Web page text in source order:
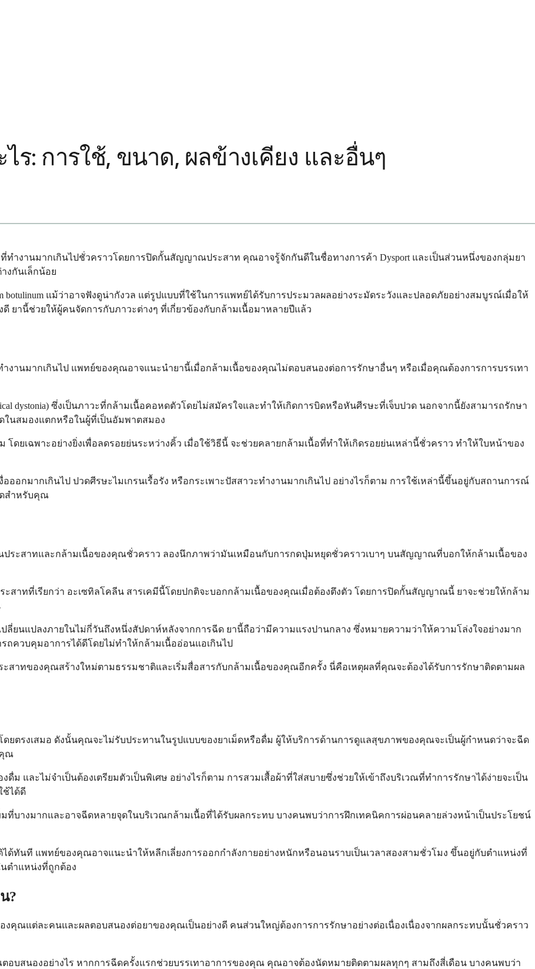
ร: การใช้, ขนาด, ผลข้างเคียง และอื่นๆ
ที่ทำงานมากเกินไปชั่วคราวโดยการปิดกั้นสัญญาณประสาท คุณอาจรู้จักกันดีในชื่อทางการค้า Dysport และเป็นส่วนหนึ่งของกลุ่มยา
งกันเล็กน้อย
botulinum แม้ว่าอาจฟังดูน่ากังวล แต่รูปแบบที่ใช้ในการแพทย์ได้รับการประมวลผลอย่างระมัดระวังและปลอดภัยอย่างสมบูรณ์เมื่อให้
ยานี้ช่วยให้ผู้คนจัดการกับภาวะต่างๆ ที่เกี่ยวข้องกับกล้ามเนื้อมาหลายปีแล้ว
ทำงานมากเกินไป แพทย์ของคุณอาจแนะนำยานี้เมื่อกล้ามเนื้อของคุณไม่ตอบสนองต่อการรักษาอื่นๆ หรือเมื่อคุณต้องการการบรรเทา
dystonia) ซึ่งเป็นภาวะที่กล้ามเนื้อคอหดตัวโดยไม่สมัครใจและทำให้เกิดการบิดหรือหันศีรษะที่เจ็บปวด นอกจากนี้ยังสามารถรักษา
ในสมองแตกหรือในผู้ที่เป็นอัมพาตสมอง
โดยเฉพาะอย่างยิ่งเพื่อลดรอยย่นระหว่างคิ้ว เมื่อใช้วิธีนี้ จะช่วยคลายกล้ามเนื้อที่ทำให้เกิดรอยย่นเหล่านี้ชั่วคราว ทำให้ใบหน้าของ
อกมากเกินไป ปวดศีรษะไมเกรนเรื้อรัง หรือกระเพาะปัสสาวะทำงานมากเกินไป อย่างไรก็ตาม การใช้เหล่านี้ขึ้นอยู่กับสถานการณ์
ดสำหรับคุณ
นประสาทและกล้ามเนื้อของคุณชั่วคราว ลองนึกภาพว่ามันเหมือนกับการกดปุ่มหยุดชั่วคราวเบาๆ บนสัญญาณที่บอกให้กล้ามเนื้อของ
ะสาทที่เรียกว่า อะเซทิลโคลีน สารเคมีนี้โดยปกติจะบอกกล้ามเนื้อของคุณเมื่อต้องตึงตัว โดยการปิดกั้นสัญญาณนี้ ยาจะช่วยให้กล้าม
ลี่ยนแปลงภายในไม่กี่วันถึงหนึ่งสัปดาห์หลังจากการฉีด ยานี้ถือว่ามีความแรงปานกลาง ซึ่งหมายความว่าให้ความโล่งใจอย่างมาก
ควบคุมอาการได้ดีโดยไม่ทำให้กล้ามเนื้ออ่อนแอเกินไป
ะสาทของคุณสร้างใหม่ตามธรรมชาติและเริ่มสื่อสารกับกล้ามเนื้อของคุณอีกครั้ง นี่คือเหตุผลที่คุณจะต้องได้รับการรักษาติดตามผล
โดยตรงเสมอ ดังนั้นคุณจะไม่รับประทานในรูปแบบของยาเม็ดหรือดื่ม ผู้ให้บริการด้านการดูแลสุขภาพของคุณจะเป็นผู้กำหนดว่าจะฉีด
คุณ
ม และไม่จำเป็นต้องเตรียมตัวเป็นพิเศษ อย่างไรก็ตาม การสวมเสื้อผ้าที่ใส่สบายซึ่งช่วยให้เข้าถึงบริเวณที่ทำการรักษาได้ง่ายจะเป็น
ช้ได้ดี
ที่บางมากและอาจฉีดหลายจุดในบริเวณกล้ามเนื้อที่ได้รับผลกระทบ บางคนพบว่าการฝึกเทคนิคการผ่อนคลายล่วงหน้าเป็นประโยชน์
ทันที แพทย์ของคุณอาจแนะนำให้หลีกเลี่ยงการออกกำลังกายอย่างหนักหรือนอนราบเป็นเวลาสองสามชั่วโมง ขึ้นอยู่กับตำแหน่งที่
ตำแหน่งที่ถูกต้อง
?
องคุณแต่ละคนและผลตอบสนองต่อยาของคุณเป็นอย่างดี คนส่วนใหญ่ต้องการการรักษาอย่างต่อเนื่องเนื่องจากผลกระทบนั้นชั่วคราว
บสนองอย่างไร หากการฉีดครั้งแรกช่วยบรรเทาอาการของคุณ คุณอาจต้องนัดหมายติดตามผลทุกๆ สามถึงสี่เดือน บางคนพบว่า